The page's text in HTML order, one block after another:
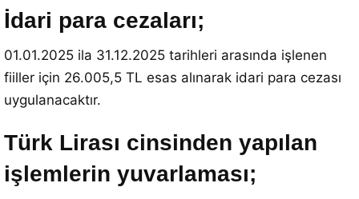
İdari para cezaları;
01.01.2025 ila 31.12.2025 tarihleri arasında işlenen
fiiller için 26.005,5 TL esas alınarak idari para cezası
uygulanacaktır.
Türk Lirası cinsinden yapılan
işlemlerin yuvarlaması;